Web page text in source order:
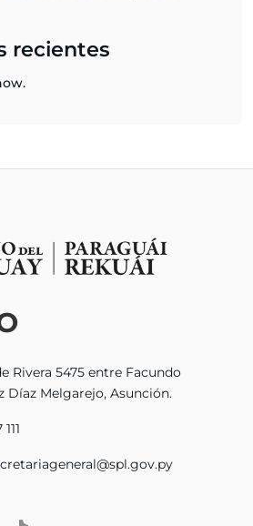
recientes
Rivera 5475 entre Facundo
Díaz Melgarejo, Asunción.